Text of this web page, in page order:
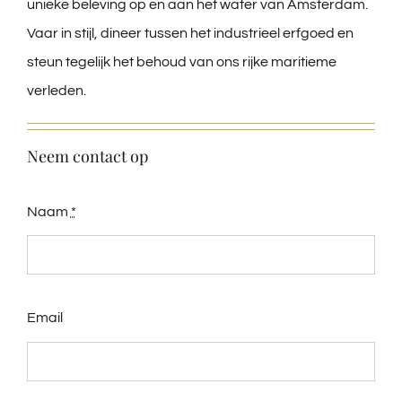
unieke beleving op en aan het water van Amsterdam.
Vaar in stijl, dineer tussen het industrieel erfgoed en
steun tegelijk het behoud van ons rijke maritieme
verleden.
Neem contact op
Naam *
Email